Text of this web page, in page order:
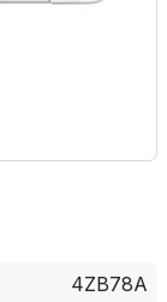
4ZB78A